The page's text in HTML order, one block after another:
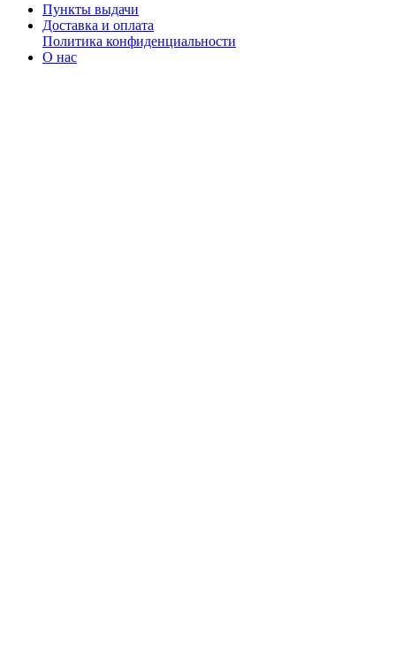
Пункты выдачи
Доставка и оплата
Политика конфиденциальности
О нас